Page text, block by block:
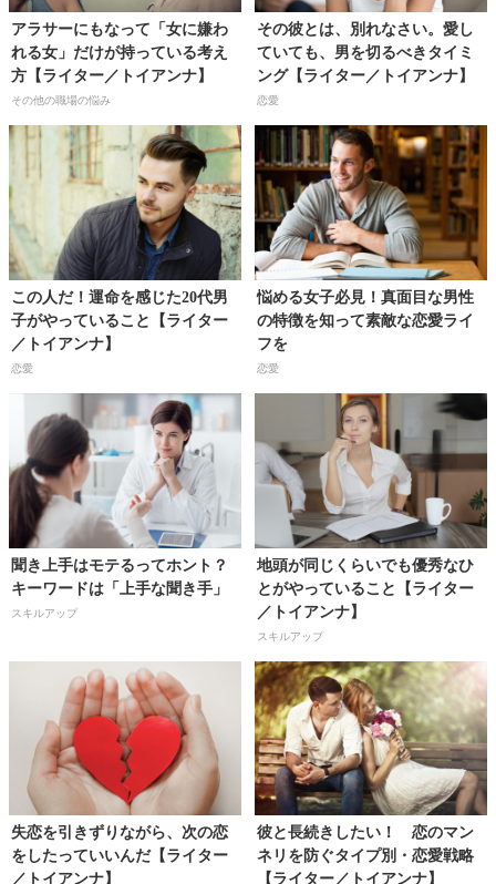
アラサーにもなって「女に嫌わ
れる女」だけが持っている考え
方【ライター／トイアンナ】
その他の職場の悩み
その彼とは、別れなさい。愛し
ていても、男を切るべきタイミ
ング【ライター／トイアンナ】
恋愛
この人だ！運命を感じた20代男
子がやっていること【ライター
／トイアンナ】
恋愛
悩める女子必見！真面目な男性
の特徴を知って素敵な恋愛ライ
フを
恋愛
聞き上手はモテるってホント？
キーワードは「上手な聞き手」
スキルアップ
地頭が同じくらいでも優秀なひ
とがやっていること【ライター
／トイアンナ】
スキルアップ
失恋を引きずりながら、次の恋
をしたっていいんだ【ライター
／トイアンナ】
彼と長続きしたい！ 恋のマン
ネリを防ぐタイプ別・恋愛戦略
【ライター／トイアンナ】